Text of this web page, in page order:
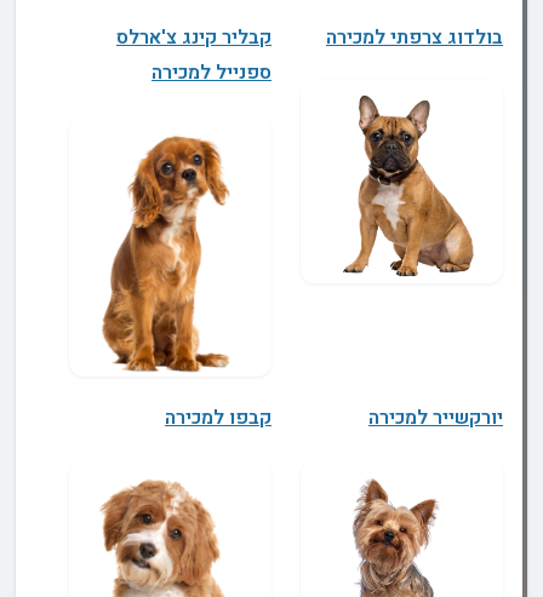
בולדוג צרפתי למכירה
קבליר קינג צ'ארלס
ספנייל למכירה
יורקשייר למכירה קבפו למכירה